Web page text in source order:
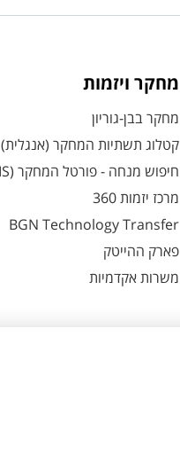
מחקר ויזמות
מחקר בבן-גוריון
קטלוג תשתיות המחקר (אנגלית)
חיפוש מנחה - פורטל המחקר (CRIS)
מרכז יזמות 360
BGN Technology Transfer
פארק ההייטק
משרות אקדמיות